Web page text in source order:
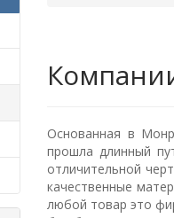
Основанная в
прошла длинный
отличительной
качественные
любой товар это